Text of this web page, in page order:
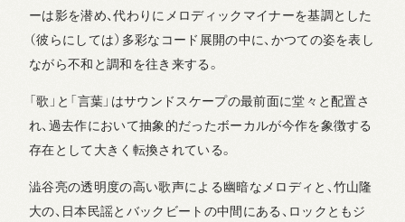
ーは影を潜め、代わりにメロディックマイナーを基調とした
（彼らにしては）多彩なコード展開の中に、かつての姿を表し
ながら不和と調和を往き来する。
「歌」と「言葉」はサウンドスケープの最前面に堂々と配置さ
れ、過去作において抽象的だったボーカルが今作を象徴する
存在として大きく転換されている。
澁谷亮の透明度の高い歌声による幽暗なメロディと、竹山隆
大の、日本民謡とバックビートの中間にある、ロックともジ